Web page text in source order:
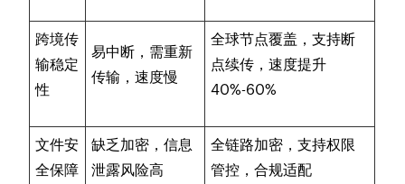
跨境传
输稳定
性
易中断，需重新
传输，速度慢
全球节点覆盖，支持断
点续传，速度提升
40%-60%
文件安
全保障
缺乏加密，信息
泄露风险高
全链路加密，支持权限
管控，合规适配